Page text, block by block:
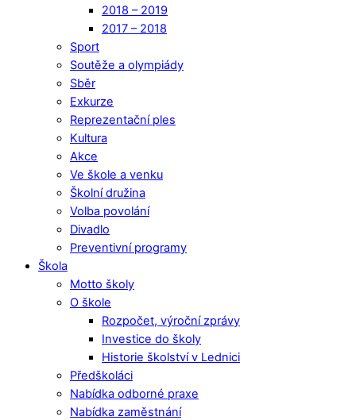
2018 – 2019
2017 – 2018
Sport
Soutěže a olympiády
Sběr
Exkurze
Reprezentační ples
Kultura
Akce
Ve škole a venku
Školní družina
Volba povolání
Divadlo
Preventivní programy
Škola
Motto školy
O škole
Rozpočet, výroční zprávy
Investice do školy
Historie školství v Lednici
Předškoláci
Nabídka odborné praxe
Nabídka zaměstnání